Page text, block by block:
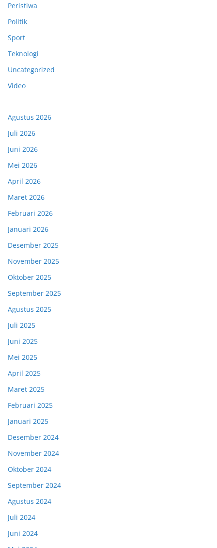
Peristiwa
Politik
Sport
Teknologi
Uncategorized
Video
Agustus 2026
Juli 2026
Juni 2026
Mei 2026
April 2026
Maret 2026
Februari 2026
Januari 2026
Desember 2025
November 2025
Oktober 2025
September 2025
Agustus 2025
Juli 2025
Juni 2025
Mei 2025
April 2025
Maret 2025
Februari 2025
Januari 2025
Desember 2024
November 2024
Oktober 2024
September 2024
Agustus 2024
Juli 2024
Juni 2024